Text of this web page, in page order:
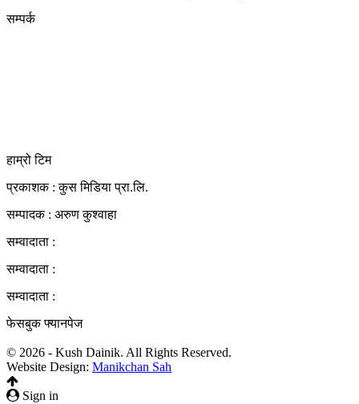
सम्पर्क
हाम्रो टिम
प्रकाशक : कुस मिडिया प्रा‍.लि.
सम्पादक : अरुण कुश्वाहा
सम्वादाता :
सम्वादाता :
सम्वादाता :
फेसबुक फ्यानपेज
© 2026 - Kush Dainik. All Rights Reserved.
Website Design: Manikchan Sah
Sign in